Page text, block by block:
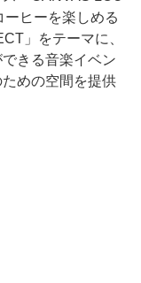
ヒーを楽しめる
」をテーマに、
きる音楽イベン
めの空間を提供